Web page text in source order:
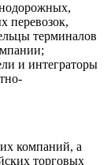
перевозок,
терминалов
и интеграторы
компаний, а
торговых